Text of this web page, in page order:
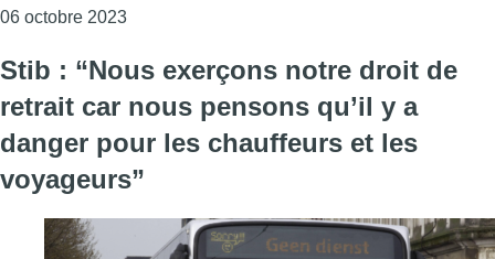
06 octobre 2023Consulter l'article "Christophe De Beukelaer
Stib : “Nous exerçons notre droit de
retrait car nous pensons qu’il y a
danger pour les chauffeurs et les
voyageurs”